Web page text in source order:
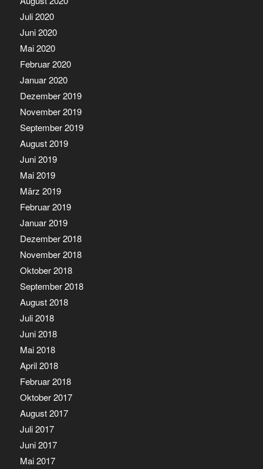
Juli 2020
Juni 2020
Mai 2020
Februar 2020
Januar 2020
Dezember 2019
November 2019
September 2019
August 2019
Juni 2019
Mai 2019
März 2019
Februar 2019
Januar 2019
Dezember 2018
November 2018
Oktober 2018
September 2018
August 2018
Juli 2018
Juni 2018
Mai 2018
April 2018
Februar 2018
Oktober 2017
August 2017
Juli 2017
Juni 2017
Mai 2017